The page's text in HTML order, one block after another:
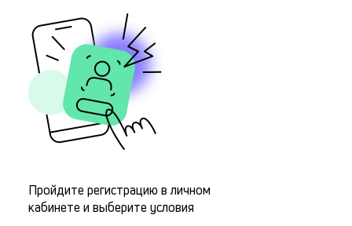
Пройдите регистрацию в личном
кабинете и выберите условия